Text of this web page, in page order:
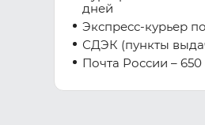
дней
Экспресс-курьер
СДЭК (пункты
Почта России –